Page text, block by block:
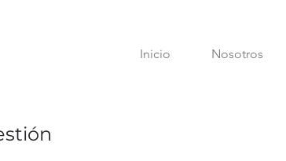
Inicio Nosotros